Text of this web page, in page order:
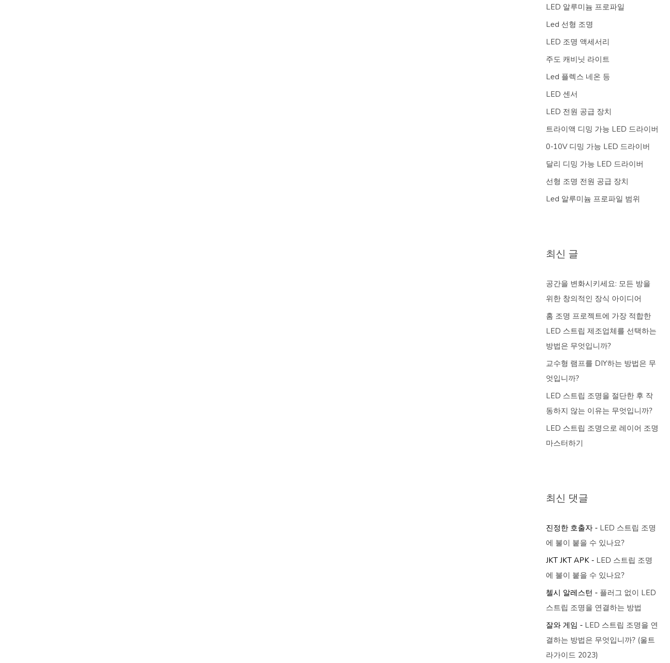
LED 알루미늄 프로파일
Led 선형 조명
LED 조명 액세서리
주도 캐비닛 라이트
Led 플렉스 네온 등
LED 센서
LED 전원 공급 장치
트라이액 디밍 가능 LED 드라이버
0-10V 디밍 가능 LED 드라이버
달리 디밍 가능 LED 드라이버
선형 조명 전원 공급 장치
Led 알루미늄 프로파일 범위
최신 글
공간을 변화시키세요: 모든 방을
위한 창의적인 장식 아이디어
홈 조명 프로젝트에 가장 적합한
LED 스트립 제조업체를 선택하는
방법은 무엇입니까?
교수형 램프를 DIY하는 방법은 무
엇입니까?
LED 스트립 조명을 절단한 후 작
동하지 않는 이유는 무엇입니까?
LED 스트립 조명으로 레이어 조명
마스터하기
최신 댓글
진정한 호출자 - LED 스트립 조명
에 불이 붙을 수 있나요?
JKT JKT APK - LED 스트립 조명
에 불이 붙을 수 있나요?
첼시 알레스턴 - 플러그 없이 LED
스트립 조명을 연결하는 방법
잘와 게임 - LED 스트립 조명을 연
결하는 방법은 무엇입니까? (울트
라가이드 2023)